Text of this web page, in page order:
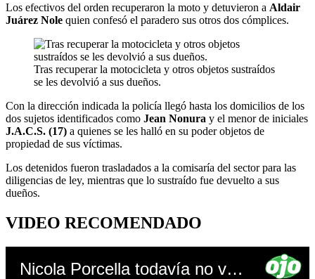
Los efectivos del orden recuperaron la moto y detuvieron a Aldair
Juárez Nole quien confesó el paradero sus otros dos cómplices.
Tras recuperar la motocicleta y otros objetos sustraídos
se les devolvió a sus dueños.
Con la dirección indicada la policía llegó hasta los domicilios de los
dos sujetos identificados como Jean Nonura y el menor de iniciales
J.A.C.S. (17) a quienes se les halló en su poder objetos de
propiedad de sus víctimas.
Los detenidos fueron trasladados a la comisaría del sector para las
diligencias de ley, mientras que lo sustraído fue devuelto a sus
dueños.
VIDEO RECOMENDADO
Nicola Porcella todavía no volverá al Perú - diario OJO